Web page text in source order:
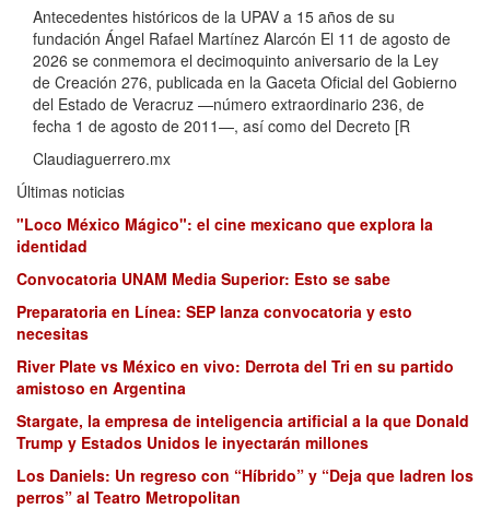
Antecedentes históricos de la UPAV a 15 años de su
fundación Ángel Rafael Martínez Alarcón El 11 de agosto de
2026 se conmemora el decimoquinto aniversario de la Ley
de Creación 276, publicada en la Gaceta Oficial del Gobierno
del Estado de Veracruz —número extraordinario 236, de
fecha 1 de agosto de 2011—, así como del Decreto [R
Claudiaguerrero.mx
Últimas noticias
"Loco México Mágico": el cine mexicano que explora la
identidad
Convocatoria UNAM Media Superior: Esto se sabe
Preparatoria en Línea: SEP lanza convocatoria y esto
necesitas
River Plate vs México en vivo: Derrota del Tri en su partido
amistoso en Argentina
Stargate, la empresa de inteligencia artificial a la que Donald
Trump y Estados Unidos le inyectarán millones
Los Daniels: Un regreso con “Híbrido” y “Deja que ladren los
perros” al Teatro Metropolitan